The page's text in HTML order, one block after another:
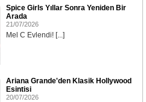
Spice Girls Yıllar Sonra Yeniden Bir
Arada
21/07/2026
Mel C Evlendi! [...]
Ariana Grande'den Klasik Hollywood
Esintisi
20/07/2026